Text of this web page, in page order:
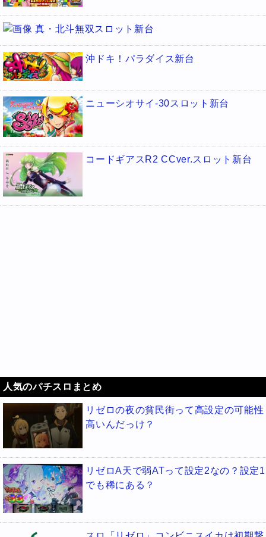
真・北斗無双スロット新台
沖ドキ！パラダイス新台
ニューシオサイ-30スロット新台
コードギアスR2 CCver.スロット新台
人気のパチスロまとめ
リゼロの夜の貧民街って高設定の可能性
高いんだっけ？
リゼロA天で弱ATって設定2なの？設定1
でも稀にある？